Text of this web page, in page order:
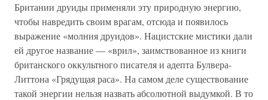
Британии друиды применяли эту природную энергию,
чтобы навредить своим врагам, отсюда и появилось
выражение «молния друидов». Нацистские мистики дали
ей другое название — «врил», заимствованное из книги
британского оккультного писателя и адепта Булвера-
Литтона «Грядущая раса». На самом деле существование
такой энергии нельзя назвать абсолютной выдумкой. В то